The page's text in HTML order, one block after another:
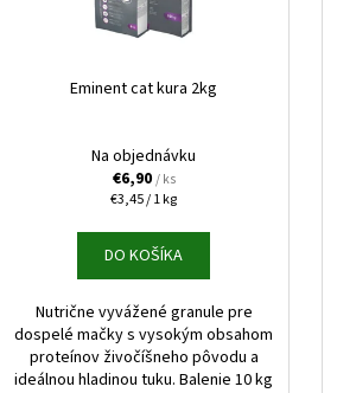
Eminent cat kura 2kg
Na objednávku
€6,90/ ks
Jednotková
€3,45 / 1 kg
DO KOŠÍKA
Nutrične vyvážené granule pre
dospelé mačky s vysokým obsahom
proteínov živočíšneho pôvodu a
ideálnou hladinou tuku. Balenie 10 kg